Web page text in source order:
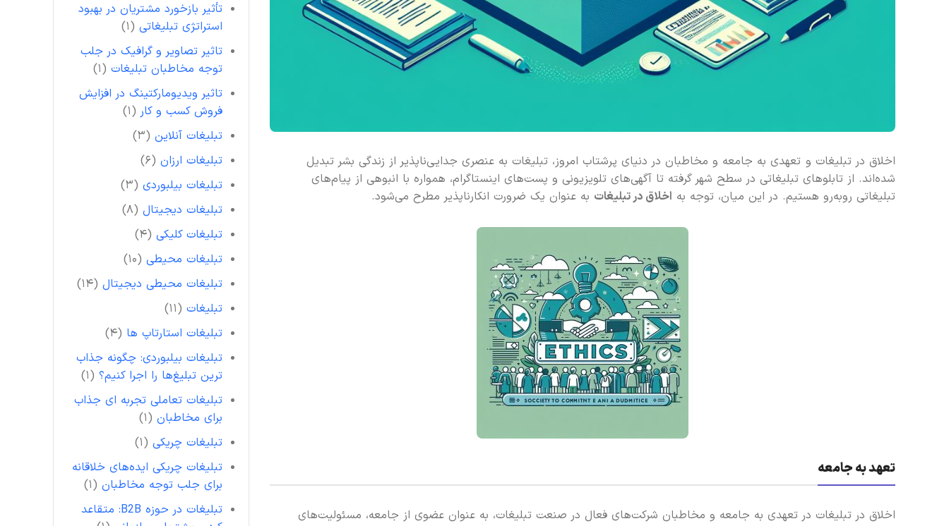
اخلاق در تبلیغات و تعهدی به جامعه و مخاطبان در دنیای پرشتاب امروز، تبلیغات به عنصری جدایی‌ناپذیر از زندگی بشر تبدیل
شده‌اند. از تابلوهای تبلیغاتی در سطح شهر گرفته تا آگهی‌های تلویزیونی و پست‌های اینستاگرام، همواره با انبوهی از پیام‌های
تبلیغاتی روبه‌رو هستیم. در این میان، توجه به اخلاق در تبلیغات به عنوان یک ضرورت انکارناپذیر مطرح می‌شود.
تعهد به جامعه
اخلاق در تبلیغات در تعهدی به جامعه و مخاطبان شرکت‌های فعال در صنعت تبلیغات، به عنوان عضوی از جامعه، مسئولیت‌های
تأثیر بازخورد مشتریان در بهبود
استراتژی تبلیغاتی (۱)
تاثیر تصاویر و گرافیک در جلب
توجه مخاطبان تبلیغات (۱)
تاثیر ویدیومارکتینگ در افزایش
فروش کسب و کار (۱)
تبلیغات آنلاین (۳)
تبلیغات ارزان (۶)
تبلیغات بیلبوردی (۳)
تبلیغات دیجیتال (۸)
تبلیغات کلیکی (۴)
تبلیغات محیطی (۱۰)
تبلیغات محیطی دیجیتال (۱۴)
تبلیغات (۱۱)
تبلیغات استارتاپ ها (۴)
تبلیغات بیلبوردی: چگونه جذاب
ترین تبلیغ‌ها را اجرا کنیم؟ (۱)
تبلیغات تعاملی تجربه ای جذاب
برای مخاطبان (۱)
تبلیغات چریکی (۱)
تبلیغات چریکی ایده‌های خلاقانه
برای جلب توجه مخاطبان (۱)
تبلیغات در حوزه B2B: متقاعد